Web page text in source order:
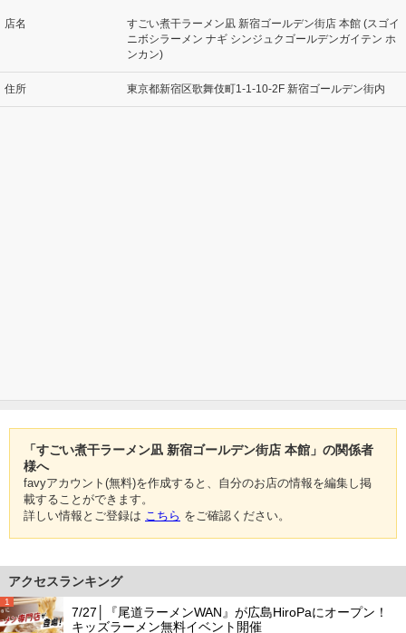
店名
すごい煮干ラーメン凪 新宿ゴールデン街店 本館 (スゴイ
ニボシラーメン ナギ シンジュクゴールデンガイテン ホ
ンカン)
住所 東京都新宿区歌舞伎町1-1-10-2F 新宿ゴールデン街内
「すごい煮干ラーメン凪 新宿ゴールデン街店 本館」の関係者
様へ
favyアカウント(無料)を作成すると、自分のお店の情報を編集し掲
載することができます。
詳しい情報とご登録は こちら をご確認ください。
アクセスランキング
1
7/27│『尾道ラーメンWAN』が広島HiroPaにオープン！
キッズラーメン無料イベント開催